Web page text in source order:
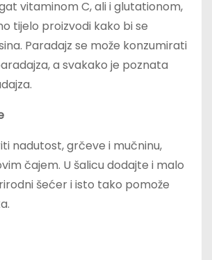
vitaminom C, ali i glutationom,
tijelo proizvodi kako bi se
Paradajz se može konzumirati
a svakako je poznata
nadutost, grčeve i mučninu,
čajem. U šalicu dodajte i malo
šećer i isto tako pomože